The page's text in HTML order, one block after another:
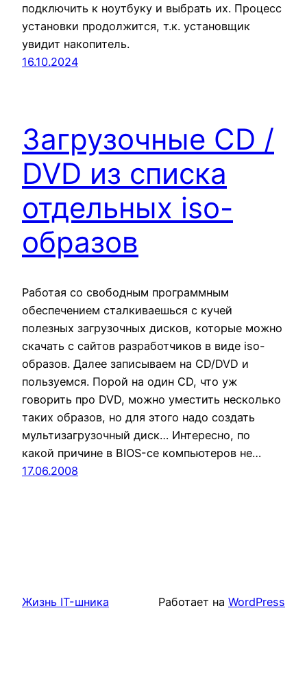
подключить к ноутбуку и выбрать их. Процесс
установки продолжится, т.к. установщик
увидит накопитель.
16.10.2024
Загрузочные CD /
DVD из списка
отдельных iso-
образов
Работая со свободным программным
обеспечением сталкиваешься с кучей
полезных загрузочных дисков, которые можно
скачать с сайтов разработчиков в виде iso-
образов. Далее записываем на CD/DVD и
пользуемся. Порой на один CD, что уж
говорить про DVD, можно уместить несколько
таких образов, но для этого надо создать
мультизагрузочный диск… Интересно, по
какой причине в BIOS-се компьютеров не…
17.06.2008
Жизнь IT-шника Работает на WordPress